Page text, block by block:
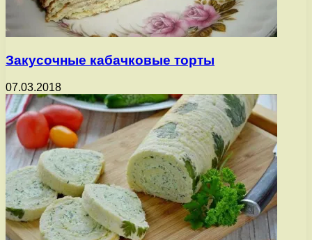
Закусочные кабачковые торты
07.03.2018